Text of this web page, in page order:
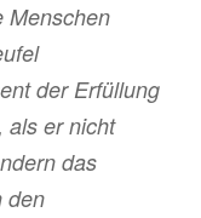
Menschen
der Erfüllung
als er nicht
das
den